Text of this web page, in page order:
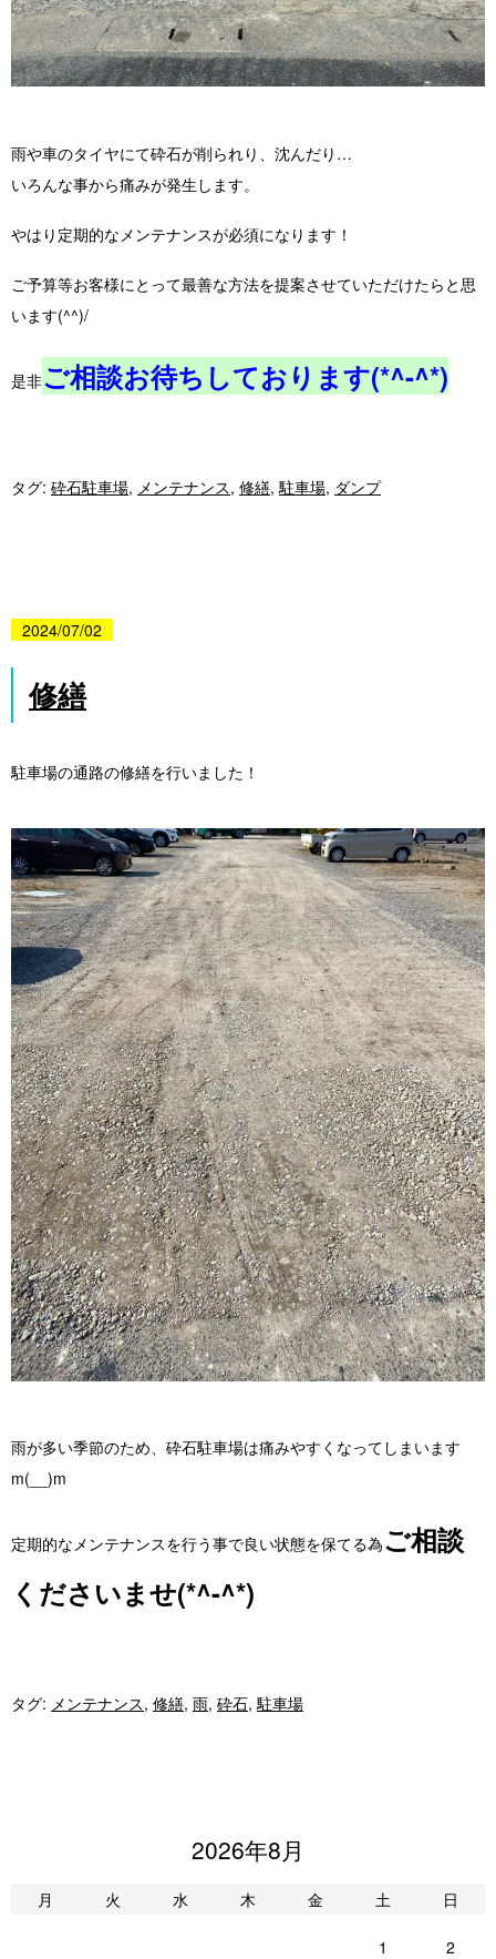
雨や車のタイヤにて砕石が削られり、沈んだり…
いろんな事から痛みが発生します。
やはり定期的なメンテナンスが必須になります！
ご予算等お客様にとって最善な方法を提案させていただけたらと思
います(^^)/
是非ご相談お待ちしております(*^-^*)
タグ: 砕石駐車場, メンテナンス, 修繕,駐車場, ダンプ
2024/07/02
修繕
駐車場の通路の修繕を行いました！
雨が多い季節のため、砕石駐車場は痛みやすくなってしまいます
m(__)m
定期的なメンテナンスを行う事で良い状態を保てる為ご相談
くださいませ(*^-^*)
タグ: メンテナンス, 修繕, 雨, 砕石, 駐車場
2026年8月
月 火 水 木 金 土 日
1 2